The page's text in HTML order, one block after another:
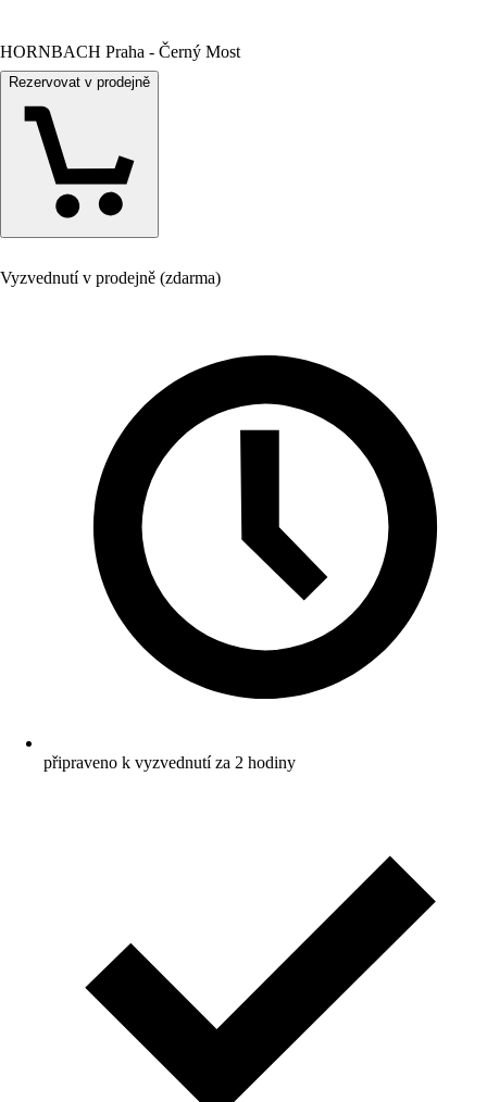
HORNBACH Praha - Černý Most
Rezervovat v prodejně
Vyzvednutí v prodejně (zdarma)
připraveno k vyzvednutí za 2 hodiny